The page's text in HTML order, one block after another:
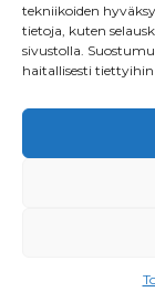
tekniikoiden
tietoja, kuten
sivustolla.
haitallisesti
Toimitukset
Toimitamme
osan
Toimitusaika
Toimitus- &
SMVT.fi @